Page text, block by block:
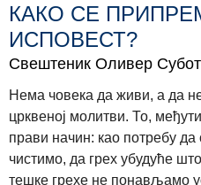
КАКО СЕ
ИСПОВЕСТ?
Свештеник Оливер
Нема човека да живи, а да
црквеној молитви. То,
прави начин: као потребу
чистимо, да грех убудуће
тешке грехе не понављамо